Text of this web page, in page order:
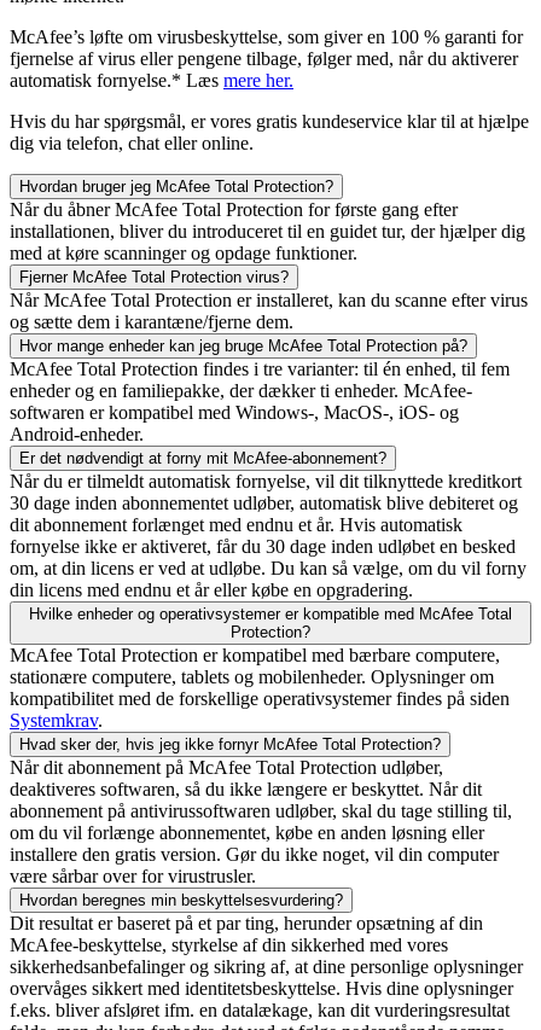
McAfee’s løfte om virusbeskyttelse, som giver en 100 % garanti for
fjernelse af virus eller pengene tilbage, følger med, når du aktiverer
automatisk fornyelse.* Læs mere her.
Hvis du har spørgsmål, er vores gratis kundeservice klar til at hjælpe
dig via telefon, chat eller online.
Hvordan bruger jeg McAfee Total Protection?
Når du åbner McAfee Total Protection for første gang efter
installationen, bliver du introduceret til en guidet tur, der hjælper dig
med at køre scanninger og opdage funktioner.
Fjerner McAfee Total Protection virus?
Når McAfee Total Protection er installeret, kan du scanne efter virus
og sætte dem i karantæne/fjerne dem.
Hvor mange enheder kan jeg bruge McAfee Total Protection på?
McAfee Total Protection findes i tre varianter: til én enhed, til fem
enheder og en familiepakke, der dækker ti enheder. McAfee-
softwaren er kompatibel med Windows-, MacOS-, iOS- og
Android-enheder.
Er det nødvendigt at forny mit McAfee-abonnement?
Når du er tilmeldt automatisk fornyelse, vil dit tilknyttede kreditkort
30 dage inden abonnementet udløber, automatisk blive debiteret og
dit abonnement forlænget med endnu et år. Hvis automatisk
fornyelse ikke er aktiveret, får du 30 dage inden udløbet en besked
om, at din licens er ved at udløbe. Du kan så vælge, om du vil forny
din licens med endnu et år eller købe en opgradering.
Hvilke enheder og operativsystemer er kompatible med McAfee Total
Protection?
McAfee Total Protection er kompatibel med bærbare computere,
stationære computere, tablets og mobilenheder. Oplysninger om
kompatibilitet med de forskellige operativsystemer findes på siden
Systemkrav.
Hvad sker der, hvis jeg ikke fornyr McAfee Total Protection?
Når dit abonnement på McAfee Total Protection udløber,
deaktiveres softwaren, så du ikke længere er beskyttet. Når dit
abonnement på antivirussoftwaren udløber, skal du tage stilling til,
om du vil forlænge abonnementet, købe en anden løsning eller
installere den gratis version. Gør du ikke noget, vil din computer
være sårbar over for virustrusler.
Hvordan beregnes min beskyttelsesvurdering?​​
Dit resultat er baseret på et par ting, herunder opsætning af din
McAfee-beskyttelse, styrkelse af din sikkerhed med vores
sikkerhedsanbefalinger og sikring af, at dine personlige oplysninger
overvåges sikkert med identitetsbeskyttelse. Hvis dine oplysninger
f.eks. bliver afsløret ifm. en datalækage, kan dit vurderingsresultat